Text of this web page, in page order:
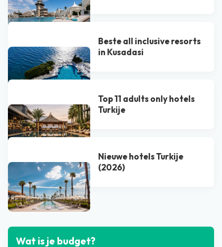
Beste all inclusive resorts
in Kusadasi
Top 11 adults only hotels
Turkije
Nieuwe hotels Turkije
(2026)
Bekijk alle blogs
Wat is je budget?